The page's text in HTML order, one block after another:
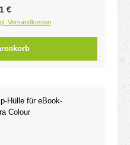
Preis:
€
Versandkosten